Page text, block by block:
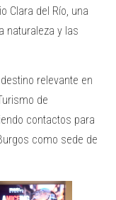
Clara del Río, una
naturaleza y las
relevante en
de
contactos para
como sede de